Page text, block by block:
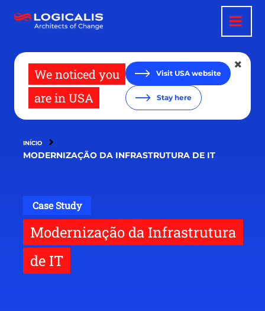
para
We noticed you
are in USA
Visit USA website
Stay here
INÍCIO
MODERNIZAÇÃO DA INFRASTRUTURA DE IT
Case Study
Modernização da Infrastrutura
de IT